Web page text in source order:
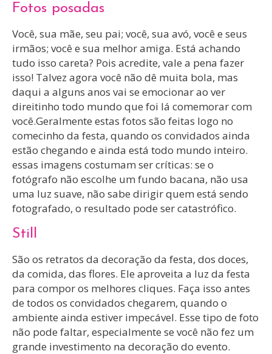
Fotos posadas
Você, sua mãe, seu pai; você, sua avó, você e seus
irmãos; você e sua melhor amiga. Está achando
tudo isso careta? Pois acredite, vale a pena fazer
isso! Talvez agora você não dê muita bola, mas
daqui a alguns anos vai se emocionar ao ver
direitinho todo mundo que foi lá comemorar com
você.Geralmente estas fotos são feitas logo no
comecinho da festa, quando os convidados ainda
estão chegando e ainda está todo mundo inteiro.
essas imagens costumam ser críticas: se o
fotógrafo não escolhe um fundo bacana, não usa
uma luz suave, não sabe dirigir quem está sendo
fotografado, o resultado pode ser catastrófico.
Still
São os retratos da decoração da festa, dos doces,
da comida, das flores. Ele aproveita a luz da festa
para compor os melhores cliques. Faça isso antes
de todos os convidados chegarem, quando o
ambiente ainda estiver impecável. Esse tipo de foto
não pode faltar, especialmente se você não fez um
grande investimento na decoração do evento.